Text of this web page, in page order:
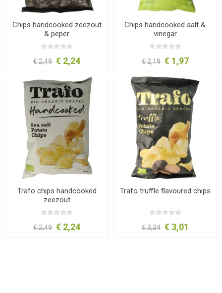
Chips handcooked zeezout
& peper
€ 2,49 € 2,24
Chips handcooked salt &
vinegar
€ 2,19 € 1,97
Trafo chips handcooked
zeezout
€ 2,49 € 2,24
Trafo truffle flavoured chips
€ 3,34 € 3,01